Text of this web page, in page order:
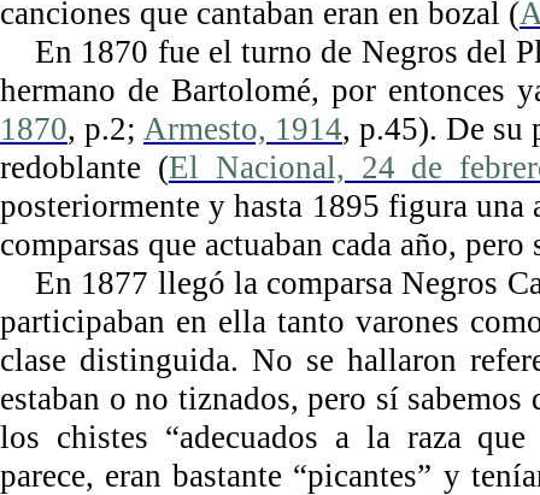
canciones que cantaban eran en bozal (
En 1870 fue el turno de Negros del
hermano de Bartolomé, por entonces
1870, p.2; Armesto, 1914, p.45). De su
redoblante (El Nacional, 24 de
posteriormente y hasta 1895 figura
comparsas que actuaban cada año,
En 1877 llegó la comparsa Negros
participaban en ella tanto varones
clase distinguida. No se hallaron
estaban o no tiznados, pero sí
los chistes “adecuados a la raza que
parece, eran bastante “picantes” y